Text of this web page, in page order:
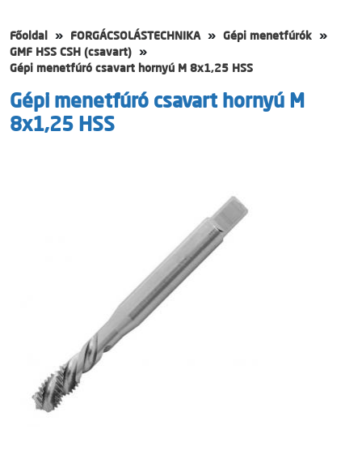
Főoldal FORGÁCSOLÁSTECHNIKA
Gépi menetfúrók
GMF HSS CSH (csavart)
Gépi menetfúró csavart hornyú M 8x1,25 HSS
Gépi menetfúró csavart hornyú M
8x1,25 HSS